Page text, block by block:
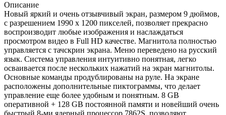
Описание
Новый яркий и очень отзывчивый экран, размером 9 дюймов,
с разрешением 1990 х 1200 пикселей, позволяет прекрасно
воспроизводит любые изображения и наслаждаться
просмотром видео в Full HD качестве. Магнитола полностью
управляется с тачскрин экрана. Меню переведено на русский
язык. Система управления интуитивно понятная, легко
осваивается после нескольких нажатий на экран магнитолы.
Основные команды продублированы на руле. На экране
расположены дополнительные пиктограммы, что делает
управление еще более удобным и понятным. 8 GB
оперативной + 128 GB постоянной памяти и новейший очень